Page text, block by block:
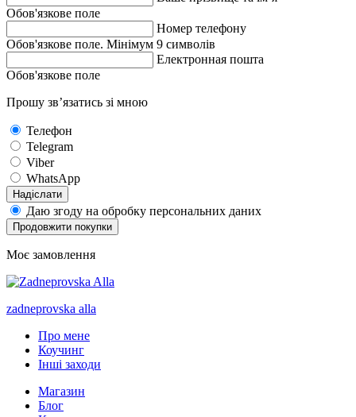
Обов'язкове поле
Номер телефону
Обов'язкове поле. Мінімум 9 символів
Електронная пошта
Обов'язкове поле
Прошу зв’язатись зі мною
Телефон
Telegram
Viber
WhatsApp
Надіслати
Даю згоду на обробку персональних даних
Продовжити покупки
Моє замовлення
zadneprovska alla
Про мене
Коучинг
Інші заходи
Магазин
Блог